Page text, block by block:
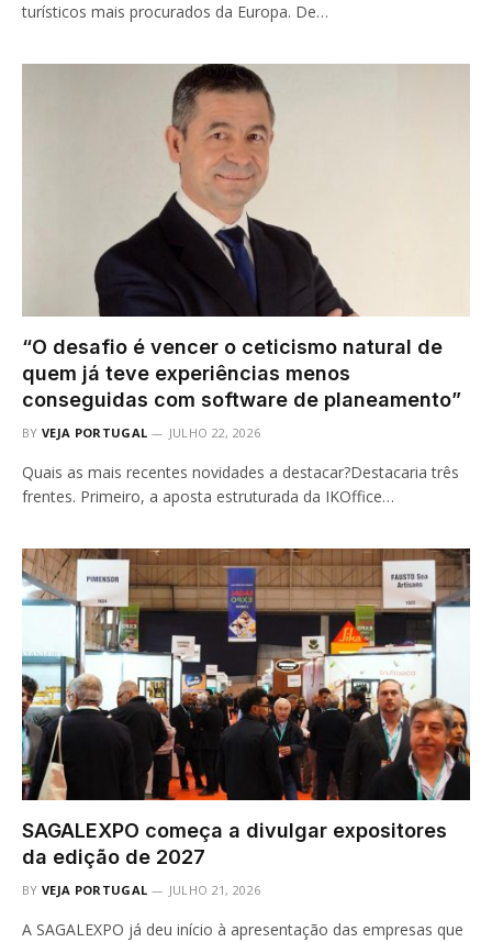
turísticos mais procurados da Europa. De…
“O desafio é vencer o ceticismo natural de
quem já teve experiências menos
conseguidas com software de planeamento”
BY VEJA PORTUGAL JULHO 22, 2026
Quais as mais recentes novidades a destacar?Destacaria três
frentes. Primeiro, a aposta estruturada da IKOffice…
SAGALEXPO começa a divulgar expositores
da edição de 2027
BY VEJA PORTUGAL JULHO 21, 2026
A SAGALEXPO já deu início à apresentação das empresas que